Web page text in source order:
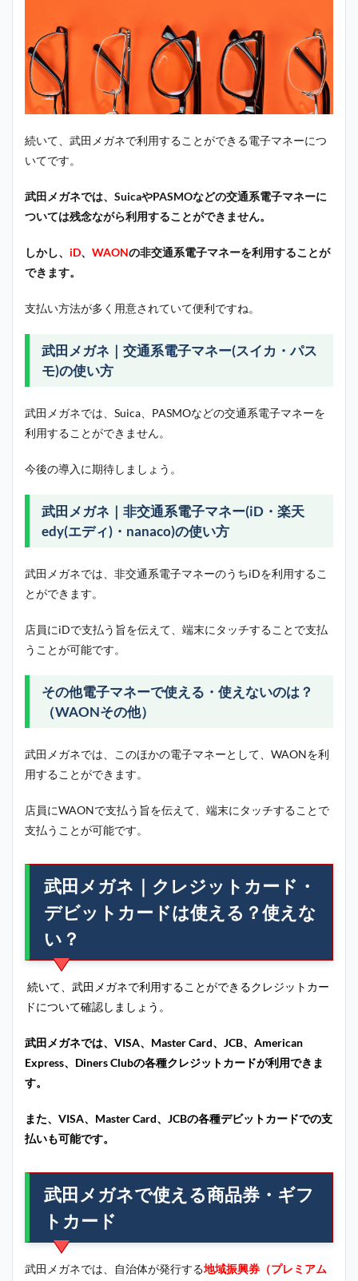
続いて、武田メガネで利用することができる電子マネーにつ
いてです。
武田メガネでは、SuicaやPASMOなどの交通系電子マネーに
ついては残念ながら利用することができません。
しかし、 iD、 WAONの非交通系電子マネーを利用することが
できます。
支払い方法が多く用意されていて便利ですね。
武田メガネ｜交通系電子マネー(スイカ・パス
モ)の使い方
武田メガネでは、Suica、PASMOなどの交通系電子マネーを
利用することができません。
今後の導入に期待しましょう。
武田メガネ｜非交通系電子マネー(iD・楽天
edy(エディ)・nanaco)の使い方
武田メガネでは、非交通系電子マネーのうちiDを利用するこ
とができます。
店員にiDで支払う旨を伝えて、端末にタッチすることで支払
うことが可能です。
その他電子マネーで使える・使えないのは？
（WAONその他）
武田メガネでは、このほかの電子マネーとして、WAONを利
用することができます。
店員にWAONで支払う旨を伝えて、端末にタッチすることで
支払うことが可能です。
武田メガネ｜クレジットカード・
デビットカードは使える？使えな
い？
続いて、武田メガネで利用することができるクレジットカー
ドについて確認しましょう。
武田メガネでは、VISA、Master Card、JCB、American
Express、Diners Clubの各種クレジットカードが利用できま
す。
また、VISA、Master Card、JCBの各種デビットカードでの支
払いも可能です。
武田メガネで使える商品券・ギフ
トカード
武田メガネでは、自治体が発行する地域振興券（プレミアム